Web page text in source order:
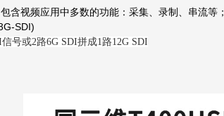
包含视频应用中多数的功能：采集、录制、串流等；
SDI)
号或2路6G SDI拼成1路12G SDI